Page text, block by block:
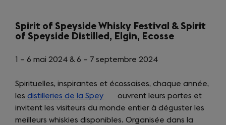
Spirit of Speyside Whisky Festival & Spirit
of Speyside Distilled, Elgin, Ecosse
1 – 6 mai 2024 & 6 – 7 septembre 2024
Spirituelles, inspirantes et écossaises, chaque année,
les distilleries de la Spey (opens
in
a
ouvrent leurs portes et
invitent les visiteurs du monde entier à déguster les
meilleurs whiskies disponibles. Organisée dans la